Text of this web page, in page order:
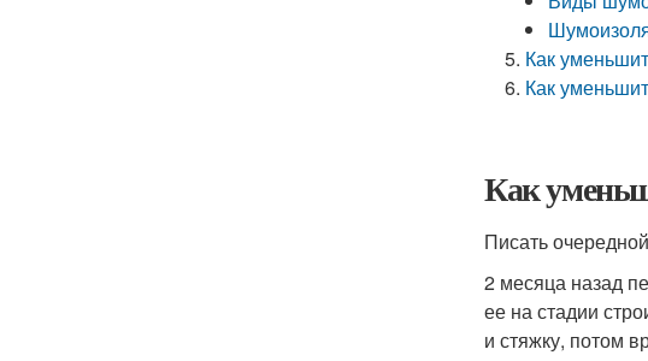
Как
Как
Как
Писать
2 месяца назад
ее на стадии
и стяжку, потом